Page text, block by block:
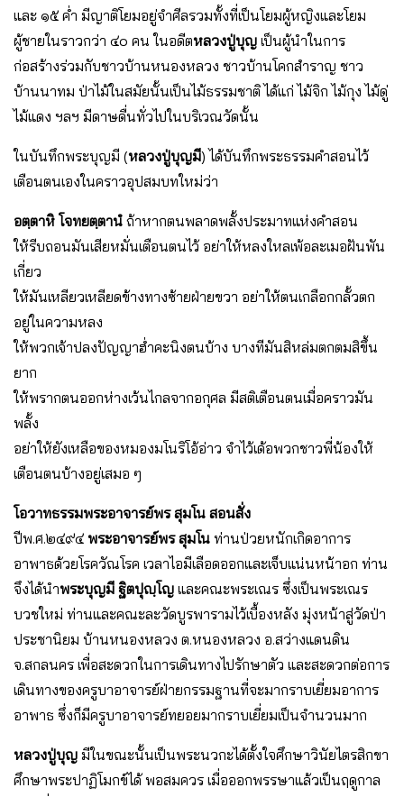
และ ๑๕ ค่ำ มีญาติโยมอยู่จําศีลรวมทั้งที่เป็นโยมผู้หญิงและโยม
ผู้ชายในราวกว่า ๔๐ คน ในอดีตหลวงปู่บุญ เป็นผู้นําในการ
ก่อสร้างร่วมกับชาวบ้านหนองหลวง ชาวบ้านโคกสําราญ ชาว
บ้านนาทม ป่าไม้ในสมัยนั้นเป็นไม้ธรรมชาติ ได้แก่ ไม้จิก ไม้กุง ไม้ดู่
ไม้แดง ฯลฯ มีดาษดื่นทั่วไปในบริเวณวัดนั้น
ในบันทึกพระบุญมี (หลวงปู่บุญมี) ได้บันทึกพระธรรมคําสอนไว้
เตือนตนเองในคราวอุปสมบทใหม่ว่า
อตฺตาหิ โจทยตฺตานํ ถ้าหากตนพลาดพลั้งประมาทแห่งคําสอน
ให้รีบถอนมันเสียหมั่นเตือนตนไว้ อย่าให้หลงใหลเพ้อละเมอฝันพัน
เกี่ยว
ให้มันเหลียวเหลียดข้างทางซ้ายฝ่ายขวา อย่าให้ตนเกลือกกลั้วตก
อยู่ในความหลง
ให้พวกเจ้าปลงปัญญาฮ่ำคะนิงตนบ้าง บางทีมันสิหล่มตกตมสิขึ้น
ยาก
ให้พรากตนออกห่างเว้นไกลจากอกุศล มีสติเตือนตนเมื่อคราวมัน
พลั้ง
อย่าให้ยังเหลือของหมองมโนริโอ้อ่าว จําไว้เด้อพวกชาวพี่น้องให้
เตือนตนบ้างอยู่เสมอ ๆ
โอวาทธรรมพระอาจารย์พร สุมโน สอนสั่ง
ปีพ.ศ.๒๔๙๔ พระอาจารย์พร สุมโน ท่านป่วยหนักเกิดอาการ
อาพาธด้วยโรควัณโรค เวลาไอมีเลือดออกและเจ็บแน่นหน้าอก ท่าน
จึงได้นําพระบุญมี ฐิตปุญฺโญ และคณะพระเณร ซึ่งเป็นพระเณร
บวชใหม่ ท่านและคณะละวัดบูรพารามไว้เบื้องหลัง มุ่งหน้าสู่วัดป่า
ประชานิยม บ้านหนองหลวง ต.หนองหลวง อ.สว่างแดนดิน
จ.สกลนคร เพื่อสะดวกในการเดินทางไปรักษาตัว และสะดวกต่อการ
เดินทางของครูบาอาจารย์ฝ่ายกรรมฐานที่จะมากราบเยี่ยมอาการ
อาพาธ ซึ่งก็มีครูบาอาจารย์ทยอยมากราบเยี่ยมเป็นจํานวนมาก
หลวงปู่บุญ มีในขณะนั้นเป็นพระนวกะได้ตั้งใจศึกษาวินัยไตรสิกขา
ศึกษาพระปาฏิโมกข์ได้ พอสมควร เมื่อออกพรรษาแล้วเป็นฤดูกาล